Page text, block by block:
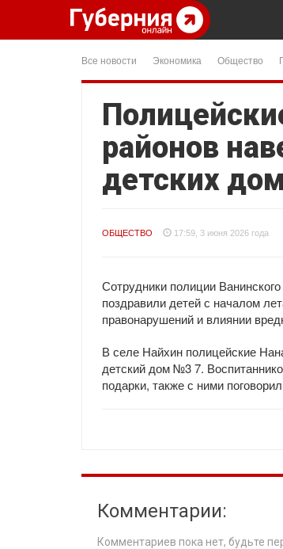
Все новости Экономика Общество
районов
детских
ОБЩЕСТВО 17:59, 3 июня 2026 года
Сотрудники полиции
поздравили детей с началом
правонарушений и влиянии
В селе Найхин полицейские
детский дом №3 7.
подарки, также с ними
Комментарии:
Комментариев пока нет, будьте